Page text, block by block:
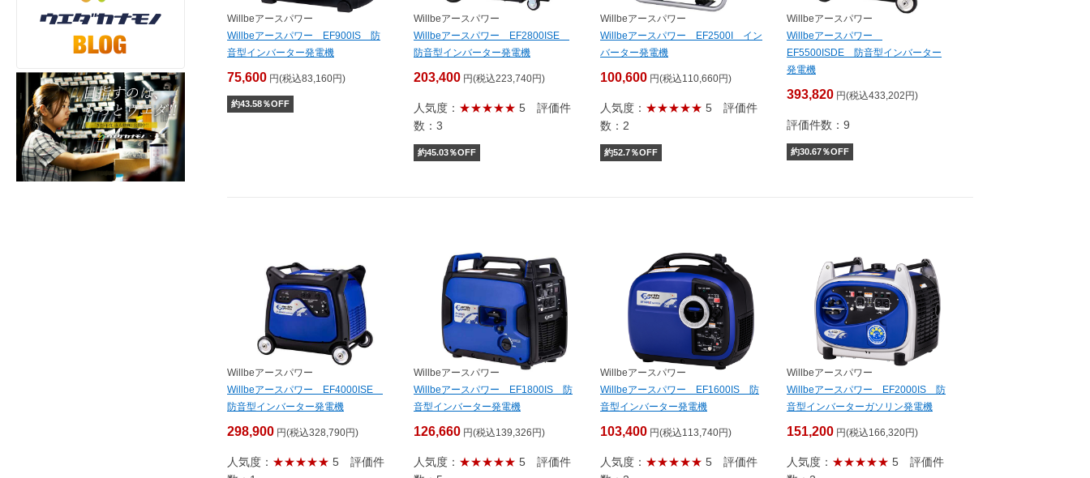
Willbeアースパワー
Willbeアースパワー EF900IS 防
音型インバーター発電機
75,600 円(税込83,160円)
約43.58％OFF
Willbeアースパワー
Willbeアースパワー EF2800ISE
防音型インバーター発電機
203,400 円(税込223,740円)
人気度： ★★★★★ 5 評価件
数：3
約45.03％OFF
Willbeアースパワー
Willbeアースパワー EF2500I イン
バーター発電機
100,600 円(税込110,660円)
人気度： ★★★★★ 5 評価件
数：2
約52.7％OFF
Willbeアースパワー
Willbeアースパワー
EF5500ISDE 防音型インバーター
発電機
393,820 円(税込433,202円)
評価件数：9
約30.67％OFF
Willbeアースパワー
Willbeアースパワー EF4000ISE
防音型インバーター発電機
298,900 円(税込328,790円)
人気度： ★★★★★ 5 評価件
Willbeアースパワー
Willbeアースパワー EF1800IS 防
音型インバーター発電機
126,660 円(税込139,326円)
人気度： ★★★★★ 5 評価件
Willbeアースパワー
Willbeアースパワー EF1600IS 防
音型インバーター発電機
103,400 円(税込113,740円)
人気度： ★★★★★ 5 評価件
Willbeアースパワー
Willbeアースパワー EF2000IS 防
音型インバーターガソリン発電機
151,200 円(税込166,320円)
人気度： ★★★★★ 5 評価件